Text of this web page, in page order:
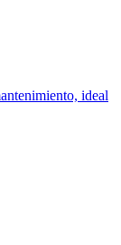
ideal